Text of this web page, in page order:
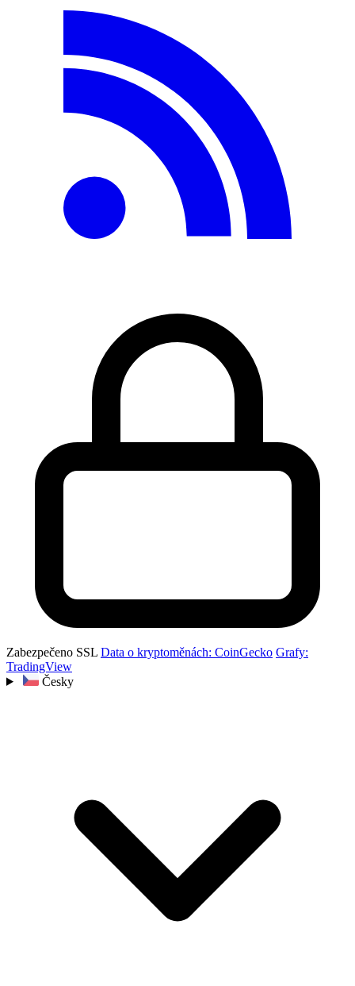
Zabezpečeno SSL Data o kryptoměnách: CoinGecko Grafy:
TradingView
Česky